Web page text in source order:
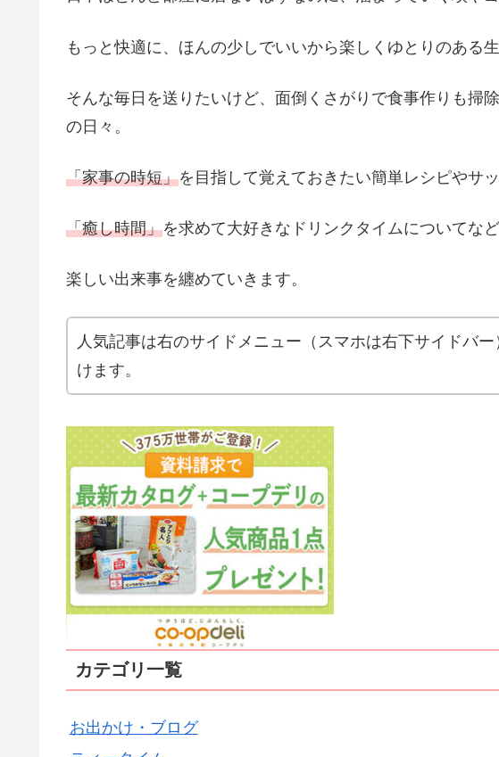
もっと快適に、ほんの少しでいいから楽しくゆとりのある生
そんな毎日を送りたいけど、面倒くさがりで食事作りも掃
の日々。
「家事の時短」を目指して覚えておきたい簡単レシピやサ
「癒し時間」を求めて大好きなドリンクタイムについてなど
楽しい出来事を纏めていきます。
人気記事は右のサイドメニュー（スマホは右下サイドバ
けます。
カテゴリ一覧
お出かけ・ブログ